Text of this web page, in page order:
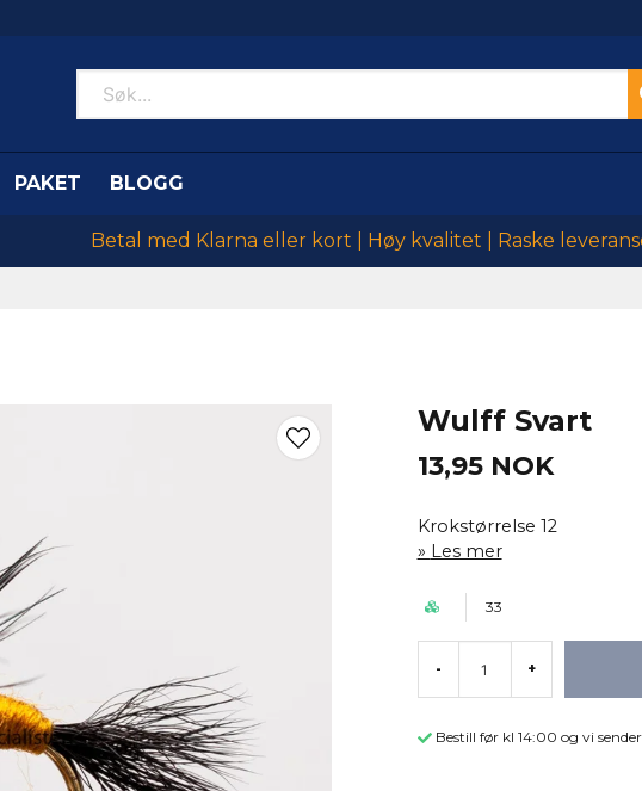
PAKET BLOGG
Betal med Klarna eller kort | Høy kvalitet | Raske
Wulff Svart
13,95 NOK
Krokstørrelse 12
Les mer
33
- +
Bestill før kl 14:00 og vi